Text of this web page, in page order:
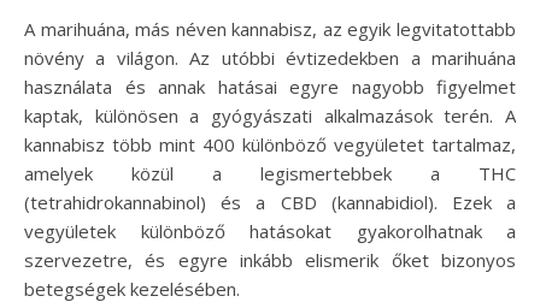
A marihuána, más néven kannabisz, az egyik legvitatottabb
növény a világon. Az utóbbi évtizedekben a marihuána
használata és annak hatásai egyre nagyobb figyelmet
kaptak, különösen a gyógyászati alkalmazások terén. A
kannabisz több mint 400 különböző vegyületet tartalmaz,
amelyek közül a legismertebbek a THC
(tetrahidrokannabinol) és a CBD (kannabidiol). Ezek a
vegyületek különböző hatásokat gyakorolhatnak a
szervezetre, és egyre inkább elismerik őket bizonyos
betegségek kezelésében.